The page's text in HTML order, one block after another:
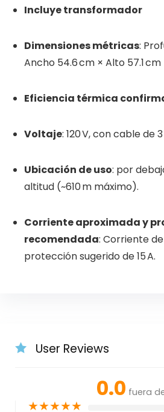
Incluye transformador
Dimensiones métricas:
Ancho 54.6 cm × Alto 57.1 cm
Eficiencia térmica
Voltaje: 120 V, con cable de
Ubicación de uso: por
altitud (~610 m máximo).
Corriente aproximada y
recomendada: Corriente
protección sugerido de 15 A.
User Reviews
0.0 fuera
★★★★★